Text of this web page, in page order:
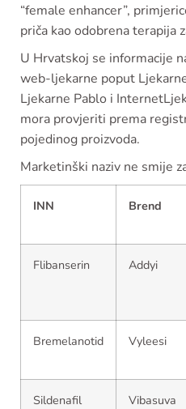
“female enhancer”,
priča kao odobrena terapija
U Hrvatskoj se informacije
web-ljekarne poput
Ljekarne Pablo i
mora provjeriti prema
pojedinog proizvoda.
Marketinški naziv ne smije
INN Brend
Flibanserin Addyi
Bremelanotid Vyleesi
Sildenafil
Vibasuva